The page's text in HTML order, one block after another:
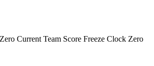
Current Team Score Freeze Clock Zero